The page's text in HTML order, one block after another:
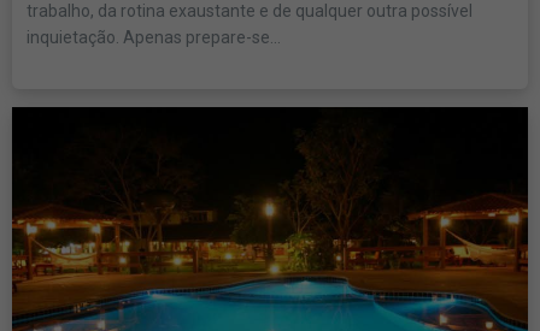
trabalho, da rotina exaustante e de qualquer outra possível
inquietação. Apenas prepare-se...